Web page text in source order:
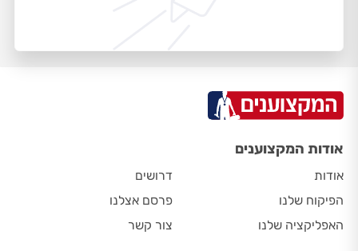
אודות המקצוענים
אודות
הפיקוח שלנו
האפליקציה שלנו
דרושים
פרסם אצלנו
צור קשר